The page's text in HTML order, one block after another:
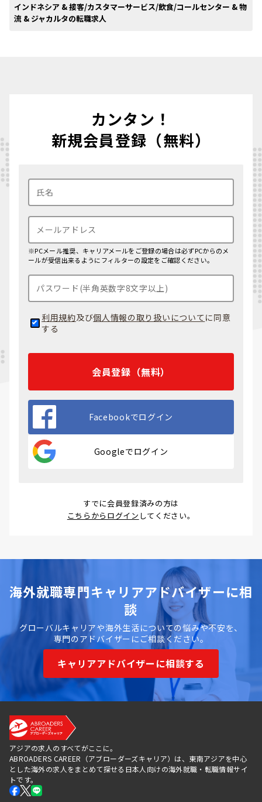
インドネシア & 接客/カスタマーサービス/飲食/コールセンター & 物
流 & ジャカルタの転職求人
カンタン！
新規会員登録（無料）
※PCメール推奨、キャリアメールをご登録の場合は必ずPCからのメ
ールが受信出来るようにフィルターの設定をご確認ください。
利用規約及び個人情報の取り扱いについて に同意
する
会員登録（無料）
Facebookでログイン
Googleでログイン
すでに会員登録済みの方は
こちらからログイン してください。
海外就職専門キャリアアドバイザーに相
談
グローバルキャリアや海外生活についての悩みや不安を、
専門のアドバイザーにご相談ください。
キャリアアドバイザーに相談する
アジアの求人のすべてがここに。
ABROADERS CAREER（アブローダーズキャリア）は、東南アジアを中心
とした海外の求人をまとめて探せる日本人向けの海外就職・転職情報サイ
トです。